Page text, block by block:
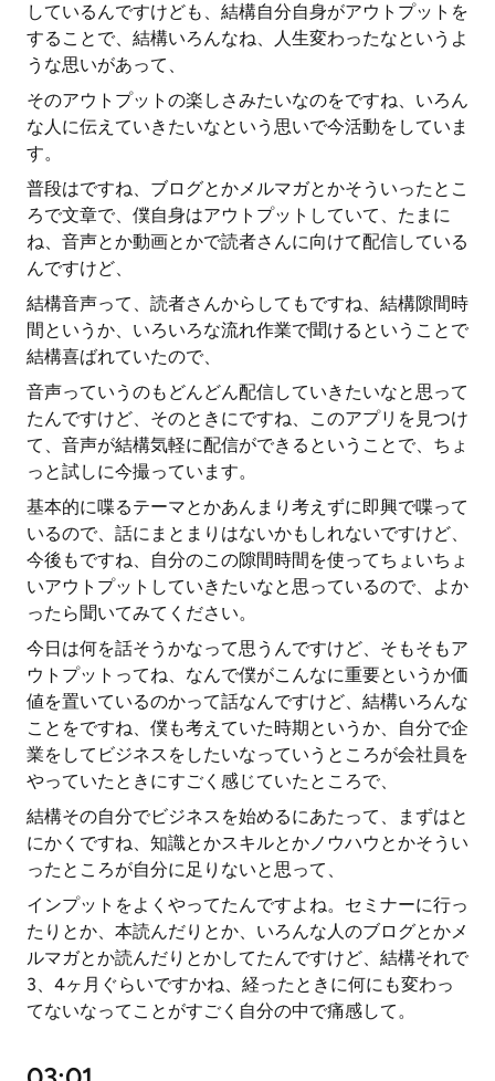
しているんですけども、結構自分自身がアウトプットを
することで、結構いろんなね、人生変わったなというよ
うな思いがあって、
そのアウトプットの楽しさみたいなのをですね、いろん
な人に伝えていきたいなという思いで今活動をしていま
す。
普段はですね、ブログとかメルマガとかそういったとこ
ろで文章で、僕自身はアウトプットしていて、たまに
ね、音声とか動画とかで読者さんに向けて配信している
んですけど、
結構音声って、読者さんからしてもですね、結構隙間時
間というか、いろいろな流れ作業で聞けるということで
結構喜ばれていたので、
音声っていうのもどんどん配信していきたいなと思って
たんですけど、そのときにですね、このアプリを見つけ
て、音声が結構気軽に配信ができるということで、ちょ
っと試しに今撮っています。
基本的に喋るテーマとかあんまり考えずに即興で喋って
いるので、話にまとまりはないかもしれないですけど、
今後もですね、自分のこの隙間時間を使ってちょいちょ
いアウトプットしていきたいなと思っているので、よか
ったら聞いてみてください。
今日は何を話そうかなって思うんですけど、そもそもア
ウトプットってね、なんで僕がこんなに重要というか価
値を置いているのかって話なんですけど、結構いろんな
ことをですね、僕も考えていた時期というか、自分で企
業をしてビジネスをしたいなっていうところが会社員を
やっていたときにすごく感じていたところで、
結構その自分でビジネスを始めるにあたって、まずはと
にかくですね、知識とかスキルとかノウハウとかそうい
ったところが自分に足りないと思って、
インプットをよくやってたんですよね。セミナーに行っ
たりとか、本読んだりとか、いろんな人のブログとかメ
ルマガとか読んだりとかしてたんですけど、結構それで
3、4ヶ月ぐらいですかね、経ったときに何にも変わっ
てないなってことがすごく自分の中で痛感して。